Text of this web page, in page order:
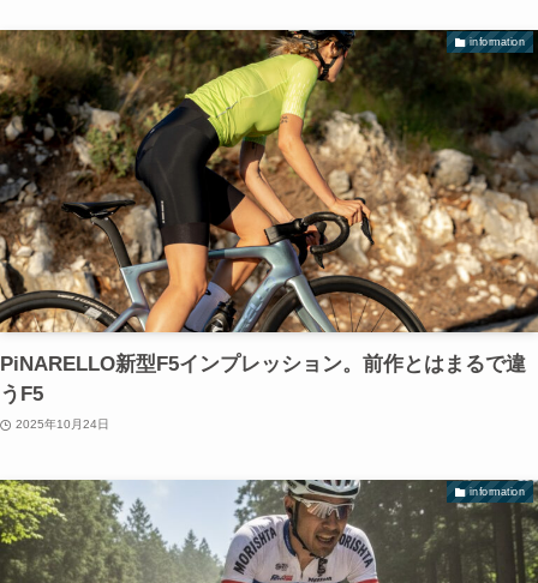
information
PiNARELLO新型F5インプレッション。前作とはまるで違
うF5
2025年10月24日
information